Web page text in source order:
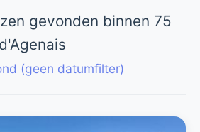
gevonden binnen 75
(geen datumfilter)